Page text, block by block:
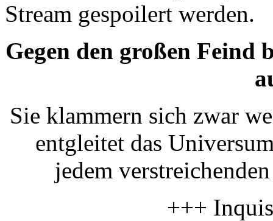
Stream gespoilert werden.
Gegen den großen
Sie klammern sich zwar
entgleitet das
jedem
+++